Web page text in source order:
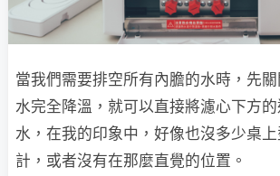
當我們需要排空所有內膽的水時，先
水完全降溫，就可以直接將濾心下方
水，在我的印象中，好像也沒多少桌
計，或者沒有在那麼直覺的位置。